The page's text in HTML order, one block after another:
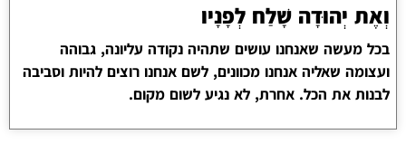
וְאֶת יְהוּדָה שָׁלַח לְפָנָיו
בכל מעשה שאנחנו עושים שתהיה נקודה עליונה, גבוהה
ועצומה שאליה אנחנו מכוונים, לשם אנחנו רוצים להיות וסביבה
לבנות את הכל. אחרת, לא נגיע לשום מקום.